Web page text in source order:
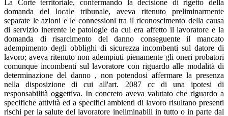
La Corte territoriale, confermando la decisione di rigetto della
domanda del locale tribunale, aveva ritenuto preliminarmente
separate le azioni e le connessioni tra il riconoscimento della causa
di servizio inerente le patologie da cui era affetto il lavoratore e la
domanda di risarcimento del danno conseguente il mancato
adempimento degli obblighi di sicurezza incombenti sul datore di
lavoro; aveva ritenuto non adempiuti pienamente gli oneri probatori
comunque incombenti sul lavoratore con riguardo alle modalità di
determinazione del danno , non potendosi affermare la presenza
nella disposizione di cui all'art. 2087 cc di una ipotesi di
responsabilità oggettiva. In concreto aveva valutato che riguardo a
specifiche attività ed a specifici ambienti di lavoro risultano presenti
rischi per la salute del lavoratore ineliminabili in tutto o in parte dal